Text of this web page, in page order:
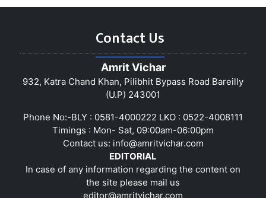
Contact Us
Amrit Vichar
932, Katra Chand Khan, Pilibhit Bypass Road Bareilly
(U.P) 243001
Phone No:-BLY : 0581-4000222 LKO : 0522-4008111
Timings : Mon- Sat, 09:00am-06:00pm
Contact us: info@amritvichar.com
EDITORIAL
In case of any information regarding the content on
the site please mail us
editor@amritvichar.com